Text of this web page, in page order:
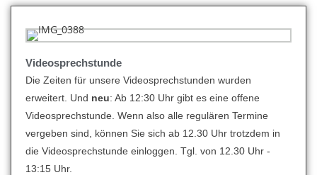
Videosprechstunde
Die Zeiten für unsere Videosprechstunden wurden
erweitert. Und neu: Ab 12:30 Uhr gibt es eine offene
Videosprechstunde. Wenn also alle regulären Termine
vergeben sind, können Sie sich ab 12.30 Uhr trotzdem in
die Videosprechstunde einloggen. Tgl. von 12.30 Uhr -
13:15 Uhr.